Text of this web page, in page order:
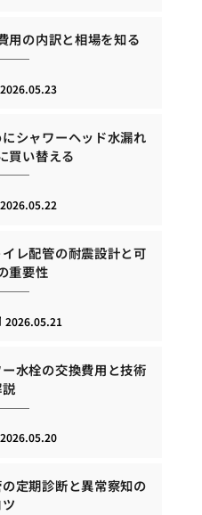
用の内訳と相場を知る
2026.05.23
シャワーヘッド水漏れ
買い替える
2026.05.22
レ配管の耐震設計と可
重要性
2026.05.21
水栓の交換費用と技術
2026.05.20
定期診断と異常察知の